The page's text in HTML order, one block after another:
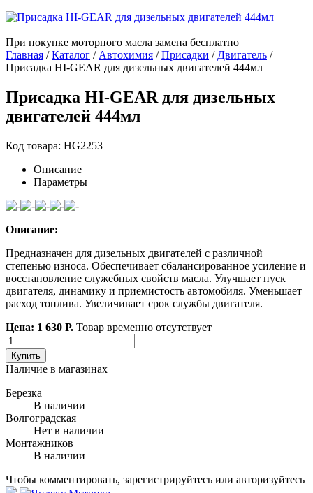
При покупке моторного масла замена бесплатно
Главная /Каталог / Автохимия /Присадки / Двигатель /
Присадка HI-GEAR для дизельных двигателей 444мл
Присадка HI-GEAR для дизельных
двигателей 444мл
Код товара: HG2253
Описание
Параметры
Описание:
Предназначен для дизельных двигателей с различной
степенью износа. Обеспечивает сбалансированное усиление и
восстановление служебных свойств масла. Улучшает пуск
двигателя, динамику и приемистость автомобиля. Уменьшает
расход топлива. Увеличивает срок службы двигателя.
Цена: 1 630 Р. Товар временно отсутствует
Купить
Наличие в магазинах
Березка
В наличии
Волгоградская
Нет в наличии
Монтажников
В наличии
Чтобы комментировать, зарегистрируйтесь или авторизуйтесь